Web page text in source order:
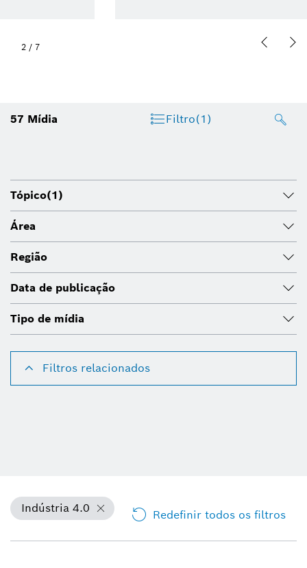
2 / 7
57 Mídia Filtro(1)
Tópico(1)
Área
Região
Data de publicação
Tipo de mídia
Filtros relacionados
Indústria 4.0 Redefinir todos os filtros